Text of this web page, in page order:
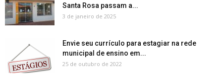
Santa Rosa passam a...
3 de janeiro de 2025
Envie seu currículo para estagiar na rede
municipal de ensino em...
25 de outubro de 2022